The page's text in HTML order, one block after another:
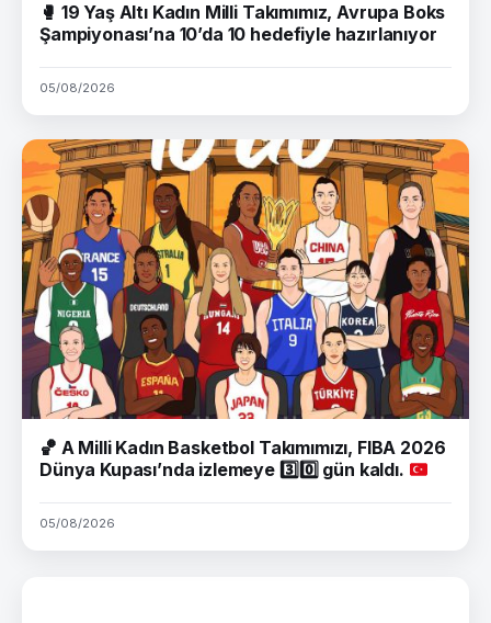
🥊 19 Yaş Altı Kadın Milli Takımımız, Avrupa Boks
Şampiyonası’na 10’da 10 hedefiyle hazırlanıyor
05/08/2026
🏀 A Milli Kadın Basketbol Takımımızı, FIBA 2026
Dünya Kupası’nda izlemeye 3️⃣ 0️⃣ gün kaldı.
05/08/2026